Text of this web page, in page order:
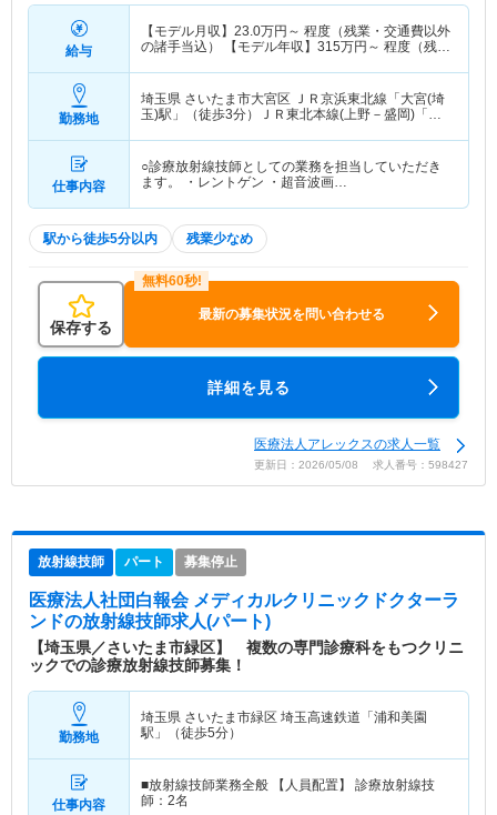
給与
【モデル月収】 23.0万円～ 程度（残業・交通費以外
の諸手当込） 【モデル年収】 315万円～ 程度（残
勤務地
埼玉県 さいたま市大宮区 ＪＲ京浜東北線「大宮(埼
玉)駅」（徒歩3分）ＪＲ東北本線(上野－盛岡)「大
仕事内容
○診療放射線技師としての業務を担当していただき
ます。 ・レントゲン ・超音波画…
駅から徒歩5分以内 残業少なめ
保存する
最新の募集状況を問い合わせる
詳細を見る
医療法人アレックスの求人一覧
更新日：2026/05/08 求人番号：598427
放射線技師 パート 募集停止
医療法人社団白報会 メディカルクリニックドクターラ
ンドの放射線技師求人(パート)
【埼玉県／さいたま市緑区】 複数の専門診療科をもつクリニ
ックでの診療放射線技師募集！
勤務地
埼玉県 さいたま市緑区 埼玉高速鉄道「浦和美園
駅」（徒歩5分）
仕事内容
■放射線技師業務全般 【人員配置】 診療放射線技
師：2名